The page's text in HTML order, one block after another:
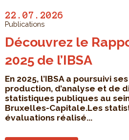
22.07.2026
Publications
Découvrez le
2025 de l’IBSA
En 2025, l’IBSA a poursuivi
production, d’analyse et de
statistiques publiques au
Bruxelles-Capitale.Les
évaluations réalisé...